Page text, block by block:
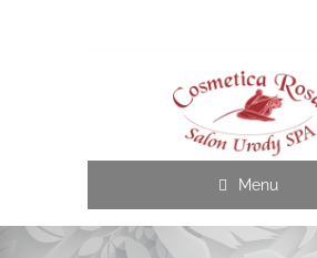
Menu